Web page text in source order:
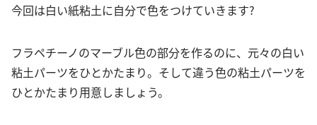
今回は白い紙粘土に自分で色をつけていきます?
フラペチーノのマーブル色の部分を作るのに、元々の白い
粘土パーツをひとかたまり。そして違う色の粘土パーツを
ひとかたまり用意しましょう。